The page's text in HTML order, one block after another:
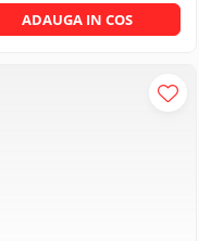
ADAUGA IN COS